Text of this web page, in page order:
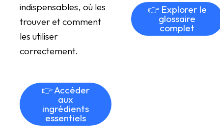
indispensables, où les
trouver et comment
les utiliser
correctement.
👉 Accéder
aux
ingrédients
essentiels
👉 Explorer le
glossaire
complet